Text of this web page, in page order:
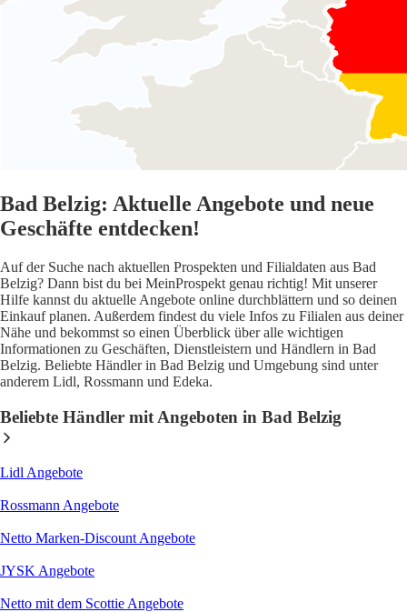
Bad Belzig: Aktuelle Angebote und neue
Geschäfte entdecken!
Auf der Suche nach aktuellen Prospekten und Filialdaten aus Bad
Belzig? Dann bist du bei MeinProspekt genau richtig! Mit unserer
Hilfe kannst du aktuelle Angebote online durchblättern und so deinen
Einkauf planen. Außerdem findest du viele Infos zu Filialen aus deiner
Nähe und bekommst so einen Überblick über alle wichtigen
Informationen zu Geschäften, Dienstleistern und Händlern in Bad
Belzig. Beliebte Händler in Bad Belzig und Umgebung sind unter
anderem Lidl, Rossmann und Edeka.
Beliebte Händler mit Angeboten in Bad Belzig
Lidl Angebote
Rossmann Angebote
Netto Marken-Discount Angebote
JYSK Angebote
Netto mit dem Scottie Angebote